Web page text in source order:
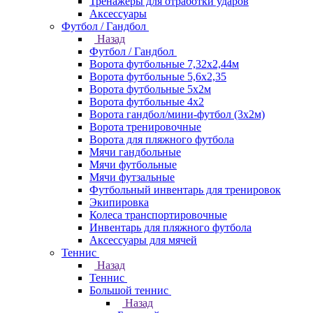
Аксессуары
Футбол / Гандбол
Назад
Футбол / Гандбол
Ворота футбольные 7,32х2,44м
Ворота футбольные 5,6х2,35
Ворота футбольные 5х2м
Ворота футбольные 4х2
Ворота гандбол/мини-футбол (3х2м)
Ворота тренировочные
Ворота для пляжного футбола
Мячи гандбольные
Мячи футбольные
Мячи футзальные
Футбольный инвентарь для тренировок
Экипировка
Колеса транспортировочные
Инвентарь для пляжного футбола
Аксессуары для мячей
Теннис
Назад
Теннис
Большой теннис
Назад